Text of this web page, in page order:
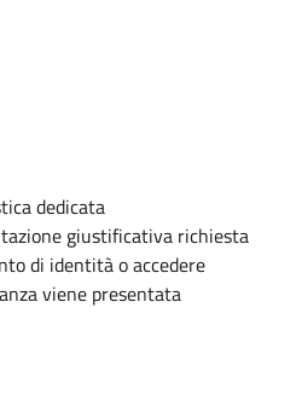
dedicata
giustificativa richiesta
di identità o accedere
viene presentata